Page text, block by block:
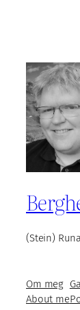
(Stein)
Om meg
About me